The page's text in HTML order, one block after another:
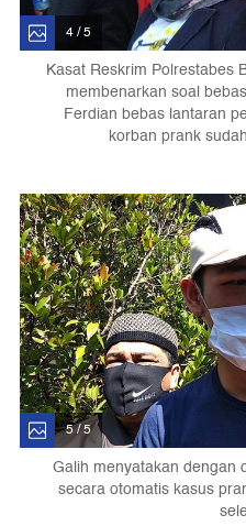
4 / 5
Kasat Reskrim Polrestabes
membenarkan soal
Ferdian bebas lantaran
korban prank
5 / 5
Galih menyatakan dengan
secara otomatis kasus